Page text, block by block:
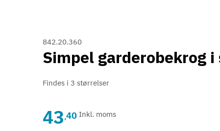
842.20.360
Simpel garderobekrog
Findes i 3 størrelser
43,40 Inkl. moms